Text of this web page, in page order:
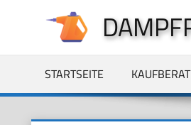
springen
STARTSEITE